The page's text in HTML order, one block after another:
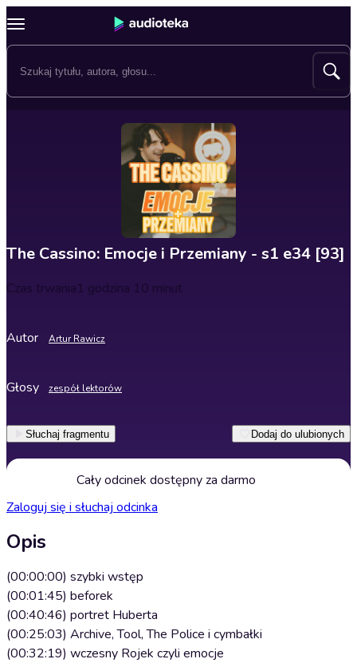
The Cassino: Emocje i Przemiany - s1 e34 [93]
Czas trwania1 godzina 10 minut
Autor Artur Rawicz
Głosy zespół lektorów
Słuchaj fragmentu Dodaj do ulubionych
Cały odcinek dostępny za darmo
Zaloguj się i słuchaj odcinka
Opis
(00:00:00) szybki wstęp
(00:01:45) beforek
(00:40:46) portret Huberta
(00:25:03) Archive, Tool, The Police i cymbałki
(00:32:19) wczesny Rojek czyli emocje